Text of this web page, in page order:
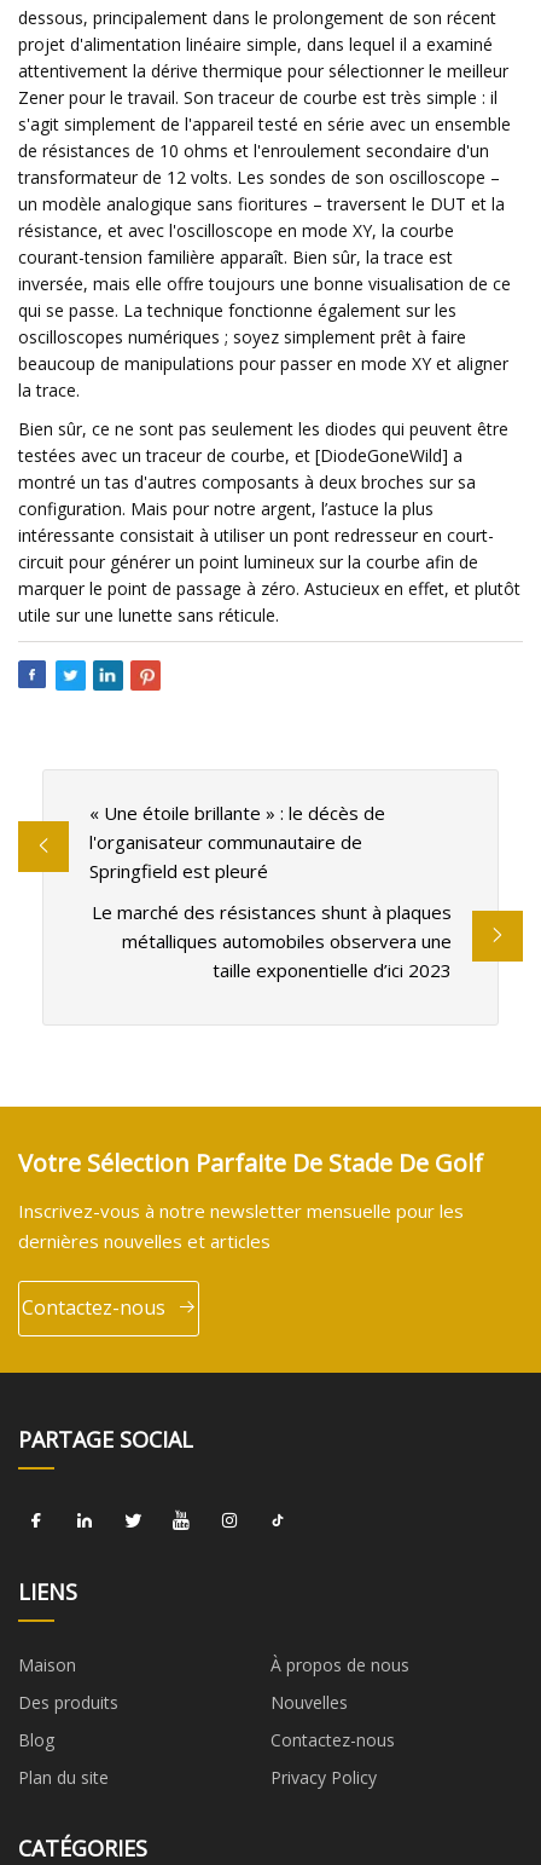
dessous, principalement dans le prolongement de son récent
projet d'alimentation linéaire simple, dans lequel il a examiné
attentivement la dérive thermique pour sélectionner le meilleur
Zener pour le travail. Son traceur de courbe est très simple : il
s'agit simplement de l'appareil testé en série avec un ensemble
de résistances de 10 ohms et l'enroulement secondaire d'un
transformateur de 12 volts. Les sondes de son oscilloscope –
un modèle analogique sans fioritures – traversent le DUT et la
résistance, et avec l'oscilloscope en mode XY, la courbe
courant-tension familière apparaît. Bien sûr, la trace est
inversée, mais elle offre toujours une bonne visualisation de ce
qui se passe. La technique fonctionne également sur les
oscilloscopes numériques ; soyez simplement prêt à faire
beaucoup de manipulations pour passer en mode XY et aligner
la trace.
Bien sûr, ce ne sont pas seulement les diodes qui peuvent être
testées avec un traceur de courbe, et [DiodeGoneWild] a
montré un tas d'autres composants à deux broches sur sa
configuration. Mais pour notre argent, l’astuce la plus
intéressante consistait à utiliser un pont redresseur en court-
circuit pour générer un point lumineux sur la courbe afin de
marquer le point de passage à zéro. Astucieux en effet, et plutôt
utile sur une lunette sans réticule.
« Une étoile brillante » : le décès de
l'organisateur communautaire de
Springfield est pleuré
Le marché des résistances shunt à plaques
métalliques automobiles observera une
taille exponentielle d’ici 2023
Votre Sélection Parfaite De Stade De Golf
Inscrivez-vous à notre newsletter mensuelle pour les
dernières nouvelles et articles
Contactez-nous
PARTAGE SOCIAL
LIENS
Maison
À propos de nous
Des produits
Nouvelles
Blog
Contactez-nous
Plan du site
Privacy Policy
CATÉGORIES